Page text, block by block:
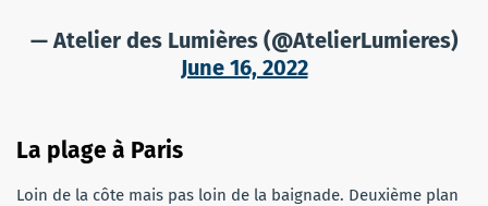
— Atelier des Lumières (@AtelierLumieres)
June 16, 2022
La plage à Paris
Loin de la côte mais pas loin de la baignade. Deuxième plan